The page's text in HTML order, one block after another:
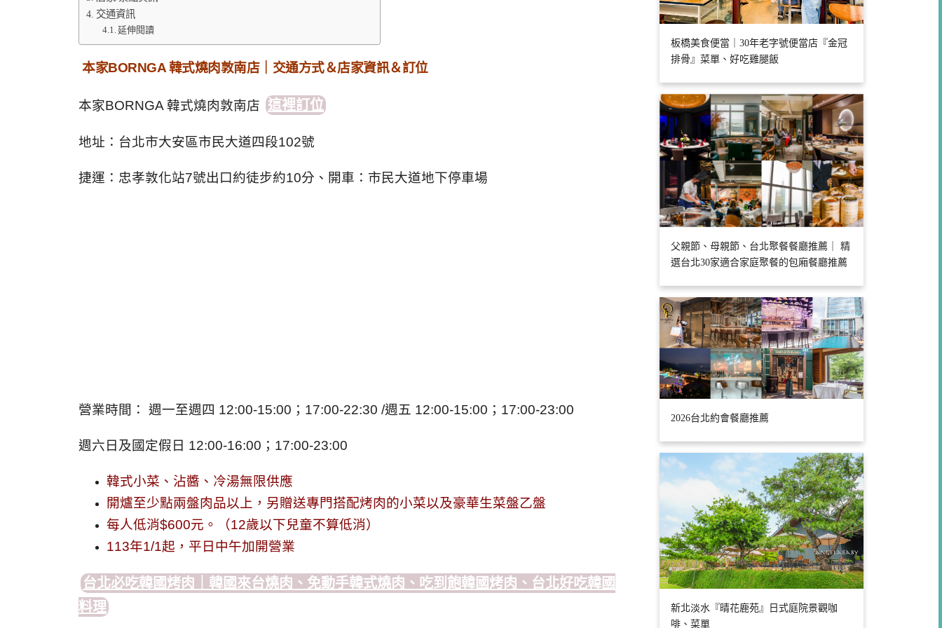
交通資訊
延伸閱讀
本家BORNGA 韓式燒肉敦南店｜交通方式＆店家資訊＆訂位
本家BORNGA 韓式燒肉敦南店 這裡訂位
地址：台北市大安區市民大道四段102號
捷運：忠孝敦化站7號出口約徒步約10分、開車：市民大道地下停車場
營業時間： 週一至週四 12:00-15:00；17:00-22:30 /週五 12:00-15:00；17:00-23:00
週六日及國定假日 12:00-16:00；17:00-23:00
韓式小菜、沾醬、冷湯無限供應
開爐至少點兩盤肉品以上，另贈送專門搭配烤肉的小菜以及豪華生菜盤乙盤
每人低消$600元。（12歲以下兒童不算低消）
113年1/1起，平日中午加開營業
台北必吃韓國烤肉｜韓國來台燒肉、免動手韓式燒肉、吃到飽韓國烤肉、台北好吃韓國
料理
板橋美食便當｜30年老字號便當店『金冠
排骨』菜單、好吃雞腿飯
父親節、母親節、台北聚餐餐廳推薦｜ 精
選台北30家適合家庭聚餐的包廂餐廳推薦
2026台北約會餐廳推薦
新北淡水『晴花鹿苑』日式庭院景觀咖
啡、菜單